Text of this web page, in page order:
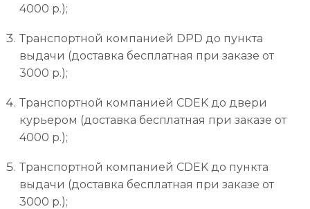
4000 р.);
Транспортной компанией DPD до пункта
выдачи (доставка бесплатная при заказе от
3000 р.);
Транспортной компанией CDEK до двери
курьером (доставка бесплатная при заказе от
4000 р.);
Транспортной компанией CDEK до пункта
выдачи (доставка бесплатная при заказе от
3000 р.);